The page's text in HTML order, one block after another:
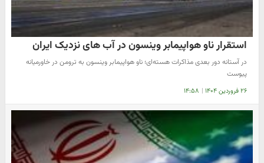
استقرار ناو هواپیمابر وینسون در آب های نزدیک ایران
در آستانه دور بعدی مذاکرات هسته‌ای؛ ناو هواپیمابر وینسون به ترومن در خاورمیانه
پیوست
۲۶ فروردین ۱۴۰۴ | ۱۴:۵۸